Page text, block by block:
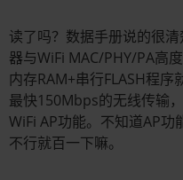
读了吗？数据手册说的很
器与WiFi MAC/PHY/PA高
内存RAM+串行FLASH程序
最快150Mbps的无线传输
WiFi AP功能。不知道AP功
不行就百一下嘛。